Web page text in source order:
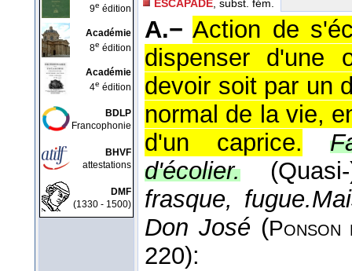
9e édition
Académie
8e édition
Académie
4e édition
BDLP
Francophonie
BHVF
attestations
DMF
(1330 - 1500)
ESCAPADE , subst. fém.
A.− Action de
dispenser d'une
devoir soit par un
normal de la vie,
d'un caprice.
d'écolier.
frasque, fugue.
Don José (
220):